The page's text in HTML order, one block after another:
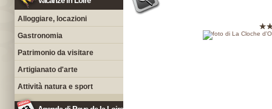
Alloggiare, locazioni
Gastronomia
Patrimonio da visitare
Artigianato d'arte
Attività natura e sport